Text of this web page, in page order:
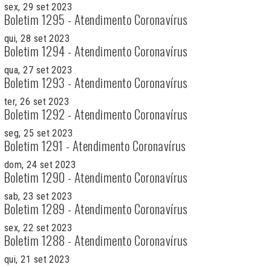
sex, 29 set 2023
Boletim 1295 - Atendimento Coronavírus
qui, 28 set 2023
Boletim 1294 - Atendimento Coronavírus
qua, 27 set 2023
Boletim 1293 - Atendimento Coronavírus
ter, 26 set 2023
Boletim 1292 - Atendimento Coronavírus
seg, 25 set 2023
Boletim 1291 - Atendimento Coronavírus
dom, 24 set 2023
Boletim 1290 - Atendimento Coronavírus
sab, 23 set 2023
Boletim 1289 - Atendimento Coronavírus
sex, 22 set 2023
Boletim 1288 - Atendimento Coronavírus
qui, 21 set 2023